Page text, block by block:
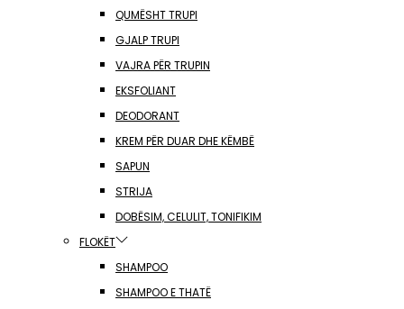
QUMËSHT TRUPI
GJALP TRUPI
VAJRA PËR TRUPIN
EKSFOLIANT
DEODORANT
KREM PËR DUAR DHE KËMBË
SAPUN
STRIJA
DOBËSIM, CELULIT, TONIFIKIM
FLOKËT
SHAMPOO
SHAMPOO E THATË